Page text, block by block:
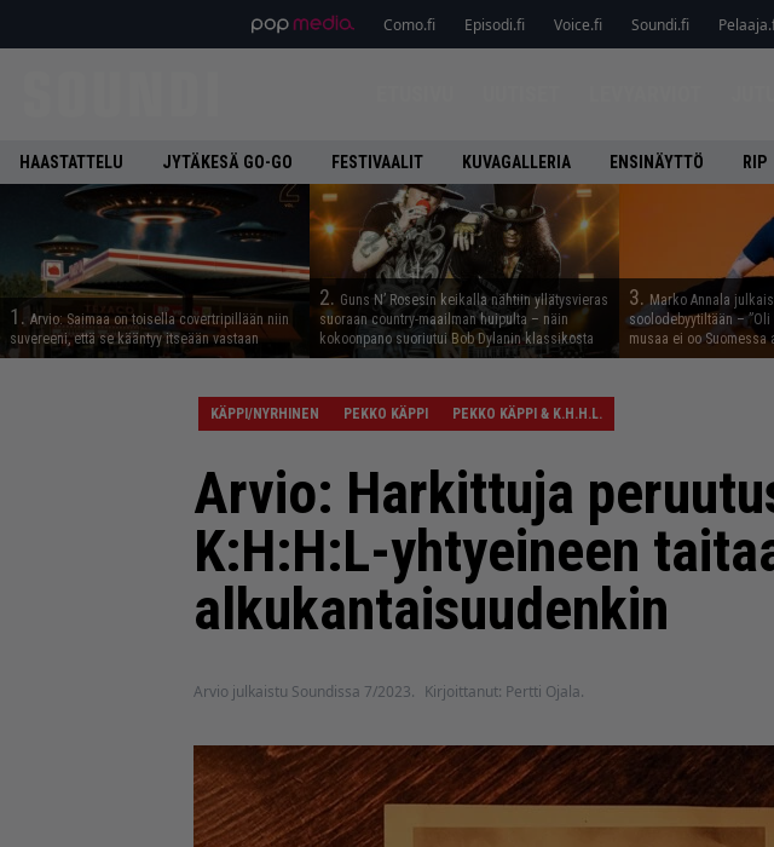
Como.fi Episodi.fi Voice.fi Soundi.fi
HAASTATTELU JYTÄKESÄ GO-GO FESTIVAALIT KUVAGALLERIA ENSINÄYTTÖ RIP
1. Arvio: Saimaa on toisella covertripillään niin
suvereeni, että se kääntyy itseään vastaan
2. Guns N’ Rosesin keikalla nähtiin yllätysvieras
suoraan country-maailman huipulta – näin
kokoonpano suoriutui Bob Dylanin klassikosta
3. Marko Annala
soolodebyytiltään –
musaa ei oo Suomessa
KÄPPI/NYRHINEN PEKKO KÄPPI PEKKO KÄPPI & K.H.H.L.
Arvio: Harkittuja
K:H:H:L-yhtyeineen
alkukantaisuudenkin
Arvio julkaistu Soundissa 7/2023. Kirjoittanut: Pertti Ojala.